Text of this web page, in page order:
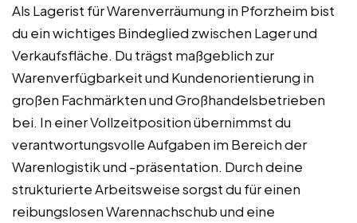
Als Lagerist für Warenverräumung in Pforzheim bist
du ein wichtiges Bindeglied zwischen Lager und
Verkaufsfläche. Du trägst maßgeblich zur
Warenverfügbarkeit und Kundenorientierung in
großen Fachmärkten und Großhandelsbetrieben
bei. In einer Vollzeitposition übernimmst du
verantwortungsvolle Aufgaben im Bereich der
Warenlogistik und -präsentation. Durch deine
strukturierte Arbeitsweise sorgst du für einen
reibungslosen Warennachschub und eine